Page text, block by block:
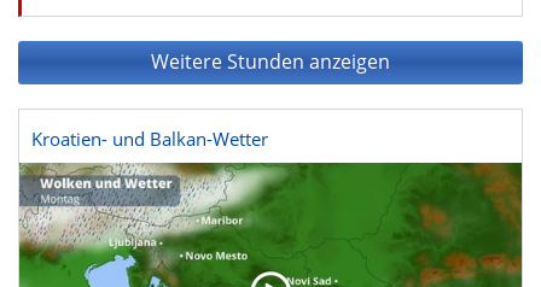
Weitere Stunden anzeigen
Kroatien- und Balkan-Wetter